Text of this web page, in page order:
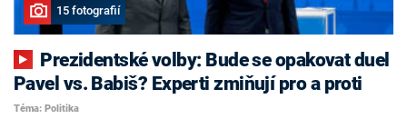
15 fotografií
Pavel vs. Babiš? Experti zmiňují pro a proti
Téma: Politika